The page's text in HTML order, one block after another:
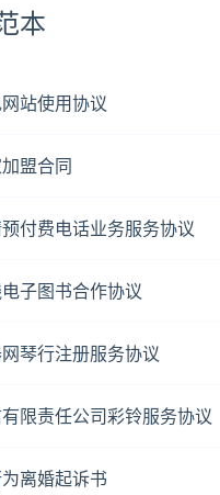
本
站使用协议
盟合同
付费电话业务服务协议
子图书合作协议
琴行注册服务协议
限责任公司彩铃服务协议
离婚起诉书